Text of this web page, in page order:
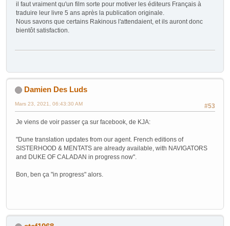
il faut vraiment qu'un film sorte pour motiver les éditeurs Français à
traduire leur livre 5 ans après la publication originale.
Nous savons que certains Rakinous l'attendaient, et ils auront donc
bientôt satisfaction.
Damien Des Luds
#53
Mars 23, 2021, 06:43:30 AM
Je viens de voir passer ça sur facebook, de KJA:
"Dune translation updates from our agent. French editions of
SISTERHOOD & MENTATS are already available, with NAVIGATORS
and DUKE OF CALADAN in progress now".
Bon, ben ça "in progress" alors.